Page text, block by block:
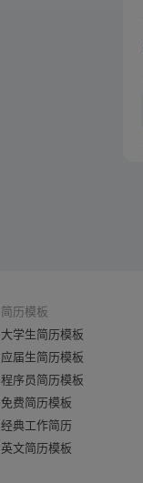
简历模板
大学生简历模板
应届生简历模板
程序员简历模板
免费简历模板
经典工作简历
英文简历模板